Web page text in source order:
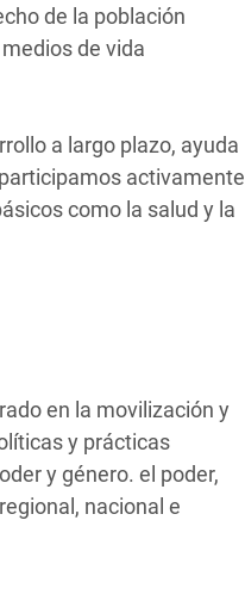
de la población
de vida
a largo plazo, ayuda
activamente
como la salud y la
en la movilización y
y prácticas
y género. el poder,
nacional e